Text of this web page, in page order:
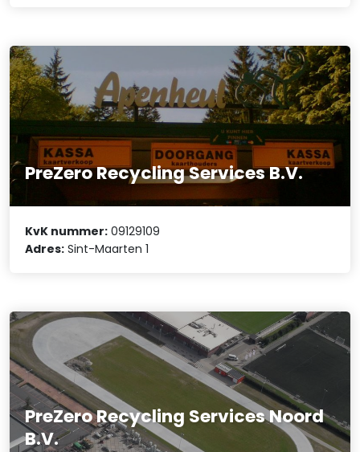
PreZero Recycling Services B.V.
KvK nummer: 09129109
Adres: Sint-Maarten 1
PreZero Recycling Services Noord
B.V.